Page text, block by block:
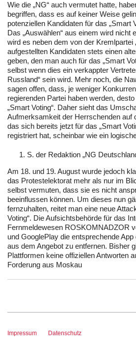
Wie die „NG“ auch vermutet hatte,
begriffen, dass es auf keiner Weise
potenziellen Kandidaten für das „Smart
Das „Auswählen“ aus einem wird nicht
wird es neben dem von der Kremlpartei
aufgestellten Kandidaten stets einen
geben, den man auch für das „Smart
selbst wenn dies ein verkappter
Russland“ sein wird. Mehr noch, die
sagen offen, dass, je weniger
regierenden Partei haben werden,
„Smart Voting“. Daher sieht das
Aufmerksamkeit der Herrschenden auf
das sich bereits jetzt für das „Smart
registriert hat, scheinbar wie ein
S. der Redaktion „NG
Am 18. und 19. August wurde jedoch
das Protestelektorat mehr als nur im
selbst vermuten, dass sie es nicht
beeinflussen können. Um dieses nun
fernzuhalten, reitet man eine neue
Voting“. Die Aufsichtsbehörde für das
Fernmeldewesen ROSKOMNADZOR
und GooglePlay die entsprechende
aus dem Angebot zu entfernen. Bisher
Plattformen keine offiziellen Antworten
Forderung aus Moskau
Impressum Datenschutz